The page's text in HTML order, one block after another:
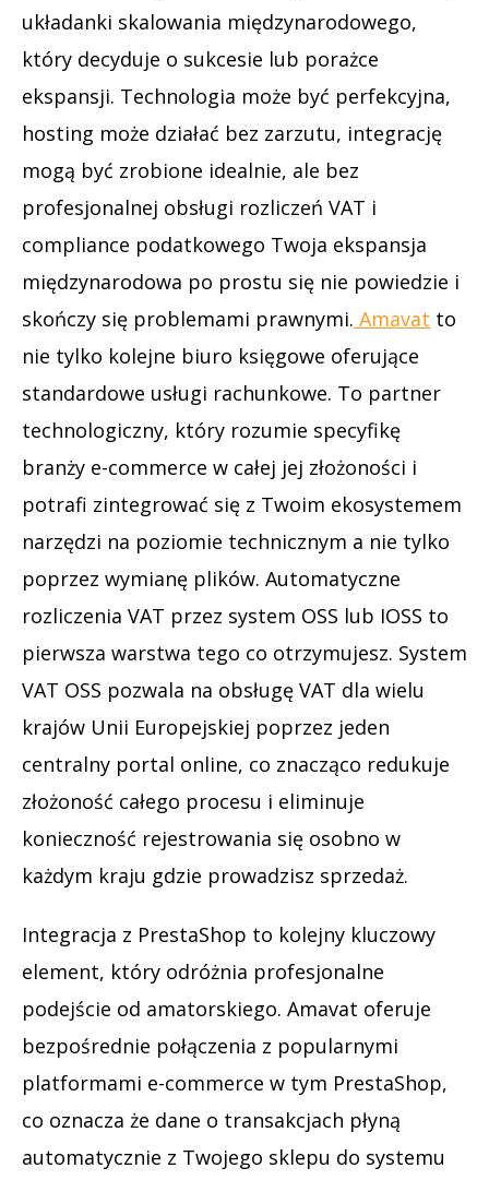
układanki skalowania międzynarodowego,
który decyduje o sukcesie lub porażce
ekspansji. Technologia może być perfekcyjna,
hosting może działać bez zarzutu, integrację
mogą być zrobione idealnie, ale bez
profesjonalnej obsługi rozliczeń VAT i
compliance podatkowego Twoja ekspansja
międzynarodowa po prostu się nie powiedzie i
skończy się problemami prawnymi. Amavat to
nie tylko kolejne biuro księgowe oferujące
standardowe usługi rachunkowe. To partner
technologiczny, który rozumie specyfikę
branży e-commerce w całej jej złożoności i
potrafi zintegrować się z Twoim ekosystemem
narzędzi na poziomie technicznym a nie tylko
poprzez wymianę plików. Automatyczne
rozliczenia VAT przez system OSS lub IOSS to
pierwsza warstwa tego co otrzymujesz. System
VAT OSS pozwala na obsługę VAT dla wielu
krajów Unii Europejskiej poprzez jeden
centralny portal online, co znacząco redukuje
złożoność całego procesu i eliminuje
konieczność rejestrowania się osobno w
każdym kraju gdzie prowadzisz sprzedaż.
Integracja z PrestaShop to kolejny kluczowy
element, który odróżnia profesjonalne
podejście od amatorskiego. Amavat oferuje
bezpośrednie połączenia z popularnymi
platformami e-commerce w tym PrestaShop,
co oznacza że dane o transakcjach płyną
automatycznie z Twojego sklepu do systemu